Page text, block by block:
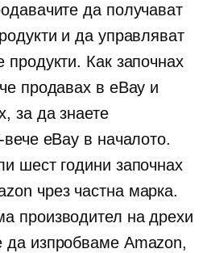
да получават
и да управляват
продукти. Как започнах
продавах в eBay и
за да знаете
eBay в началото.
шест години започнах
чрез частна марка.
производител на дрехи
изпробваме Amazon,